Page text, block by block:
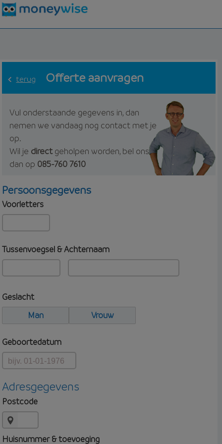
terug Offerte aanvragen
Vul onderstaande gegevens in, dan
nemen we vandaag nog contact met je
op.
Wil je directgeholpen worden, bel ons
dan op 085-760 7610
Persoonsgegevens
Voorletters
Tussenvoegsel & Achternaam
Geslacht
Man
Vrouw
Geboortedatum
Adresgegevens
Postcode
Huisnummer & toevoeging